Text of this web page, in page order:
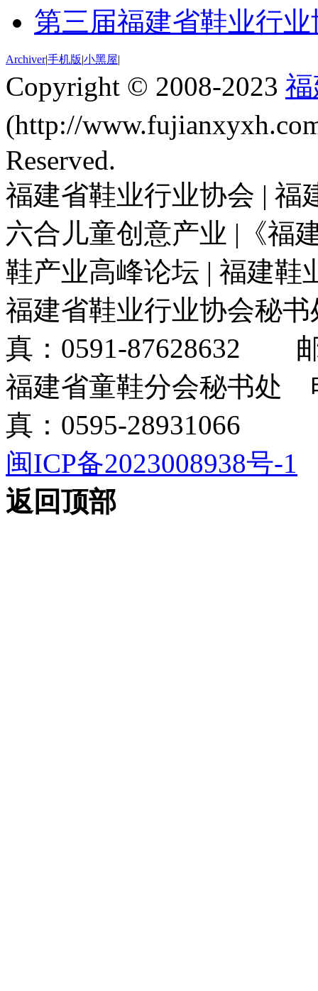
第三届福建省鞋业行
Archiver|手机版|小黑屋|
Copyright © 2008-2023
(http://
Reserved.
福建省鞋业行业协会 | 福
六合儿童创意产业 |《福
鞋产业高峰论坛 | 福建鞋
福建省鞋业行业协会秘
真：0591-87628632 邮
福建省童鞋分会秘书
真：0595-28931066
闽ICP备2023008938号-1
返回顶部